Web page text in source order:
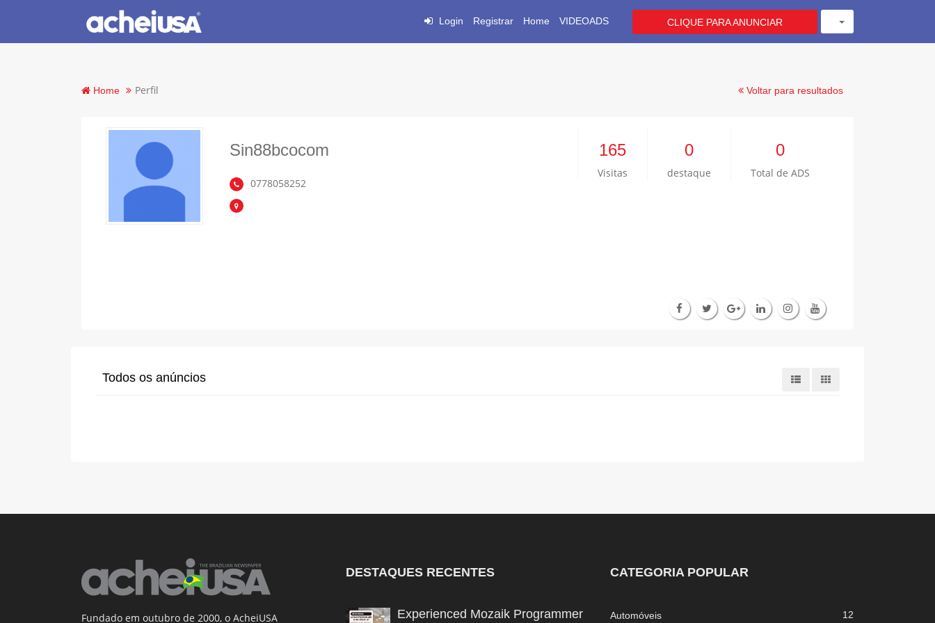
Login Registrar Home VIDEOADS CLIQUE PARA ANUNCIAR
Home Perfil Voltar para resultados
Sin88bcocom
0778058252
165
Visitas
0
destaque
0
Total de ADS
Todos os anúncios
Fundado em outubro de 2000, o AcheiUSA
DESTAQUES RECENTES
Experienced Mozaik Programmer
CATEGORIA POPULAR
Automóveis 12